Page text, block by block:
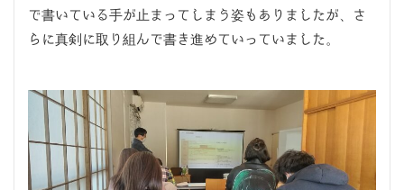
で書いている手が止まってしまう姿もありましたが、さ
らに真剣に取り組んで書き進めていっていました。